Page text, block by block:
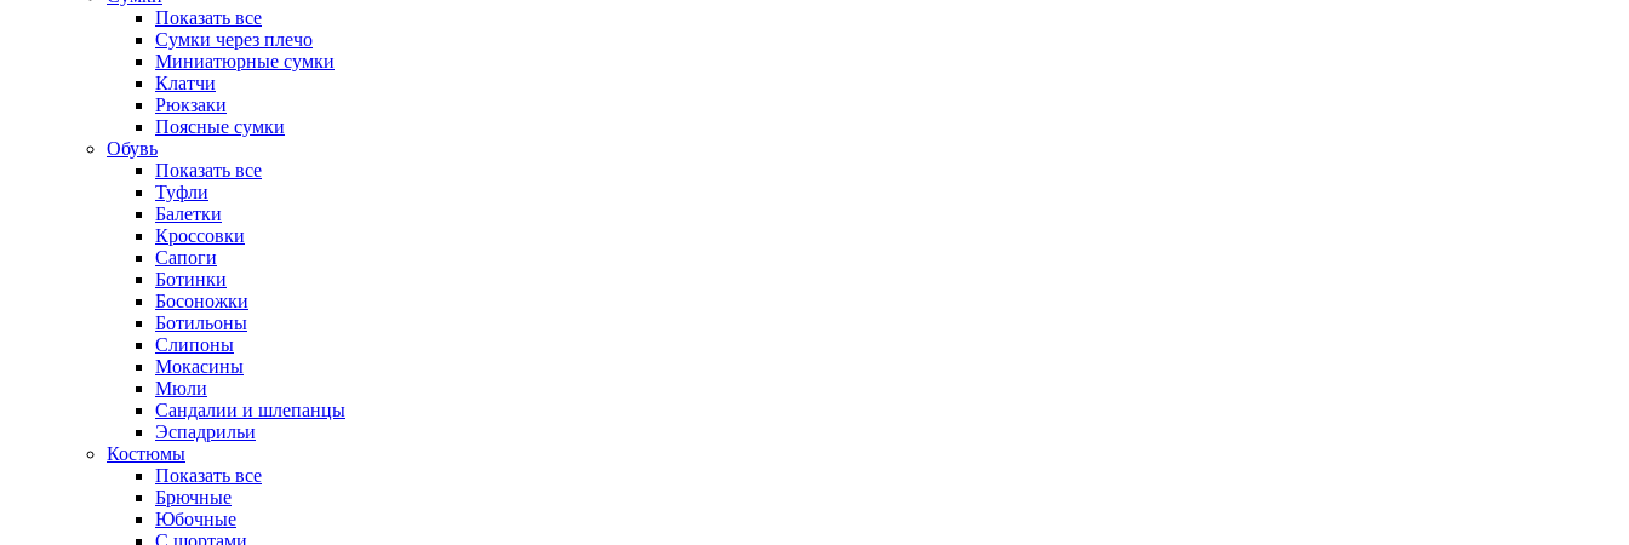
Показать все
Сумки через плечо
Миниатюрные cумки
Клатчи
Рюкзаки
Поясные сумки
Обувь
Показать все
Туфли
Балетки
Кроссовки
Сапоги
Ботинки
Босоножки
Ботильоны
Слипоны
Мокасины
Мюли
Сандалии и шлепанцы
Эспадрильи
Костюмы
Показать все
Брючные
Юбочные
С шортами